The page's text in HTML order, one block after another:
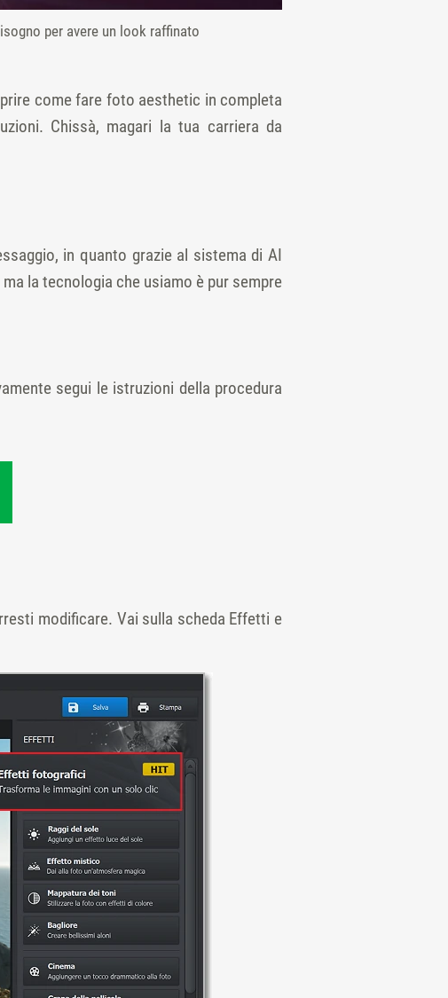
per avere un look raffinato
come fare foto aesthetic in completa
Chissà, magari la tua carriera da
in quanto grazie al sistema di AI
la tecnologia che usiamo è pur sempre
segui le istruzioni della procedura
modificare. Vai sulla scheda Effetti e